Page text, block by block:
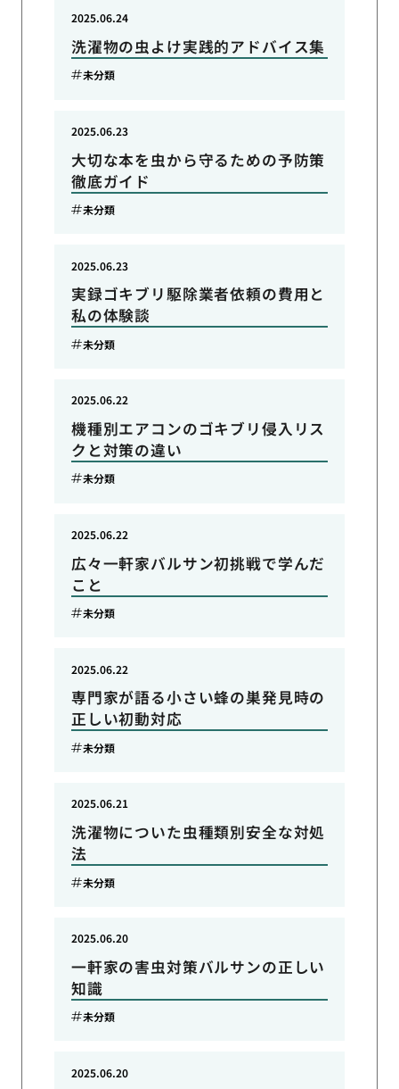
洗濯物の虫よけ実践的アドバイス集
2025.06.24
未分類
大切な本を虫から守るための予防策
徹底ガイド
2025.06.23
未分類
実録ゴキブリ駆除業者依頼の費用と
私の体験談
2025.06.23
未分類
機種別エアコンのゴキブリ侵入リス
クと対策の違い
2025.06.22
未分類
広々一軒家バルサン初挑戦で学んだ
こと
2025.06.22
未分類
専門家が語る小さい蜂の巣発見時の
正しい初動対応
2025.06.22
未分類
洗濯物についた虫種類別安全な対処
法
2025.06.21
未分類
一軒家の害虫対策バルサンの正しい
知識
2025.06.20
未分類
2025.06.20